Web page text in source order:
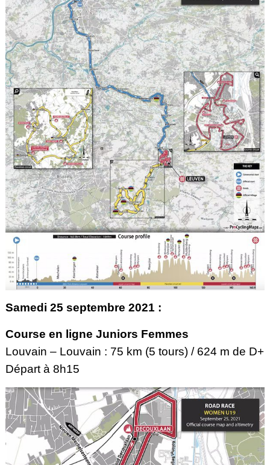
Samedi 25 septembre 2021 :
Course en ligne Juniors Femmes
Louvain – Louvain : 75 km (5 tours) / 624 m de D+
Départ à 8h15